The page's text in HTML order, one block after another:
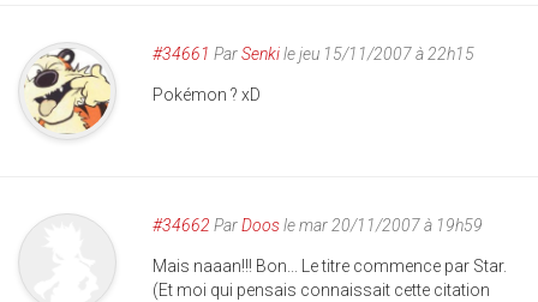
#34661 ParSenkile jeu 15/11/2007 à 22h15
Pokémon ? xD
#34662 ParDoosle mar 20/11/2007 à 19h59
Mais naaan!!! Bon... Le titre commence par Star.
(Et moi qui pensais connaissait cette citation